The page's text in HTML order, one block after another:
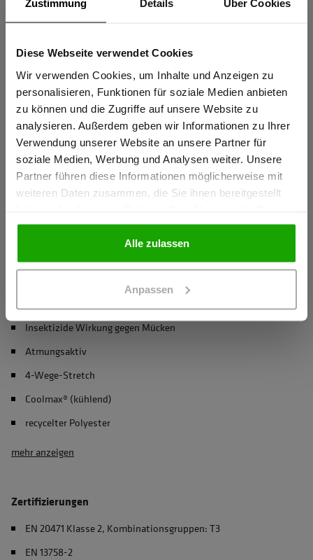
Zustimmung Details Über Cookies
Diese Webseite verwendet Cookies
Wir verwenden Cookies, um Inhalte und Anzeigen zu
personalisieren, Funktionen für soziale Medien anbieten
zu können und die Zugriffe auf unsere Website zu
analysieren. Außerdem geben wir Informationen zu Ihrer
Verwendung unserer Website an unsere Partner für
soziale Medien, Werbung und Analysen weiter. Unsere
Partner führen diese Informationen möglicherweise mit
weiteren Daten zusammen, die Sie ihnen bereitgestellt
gesammelt haben.
Alle zulassen
Anpassen
Coolmax® für effektiven Feuchtigkeitstransport – stets kühl
mehr anzeigen
Herstellerangaben
Schöffel PRO GmbH, Albert-Einstein-Strasse 1, 86830
Schwabmünchen, Deutschland
Materialeigenschaften
Insektizide Wirkung gegen Mücken
Atmungsaktiv
4-Wege-Stretch
Coolmax® (kühlend)
recycelter Polyester
mehr anzeigen
Zertifizierungen
EN 20471 Klasse 2, Kombinationsgruppen: T3
EN 13758-2
Sind Sie
Gewerbetreibender?
Ich bestätige, dass ich Gewerbetreibender bin. Alle
Preise werden netto ausgewiesen.